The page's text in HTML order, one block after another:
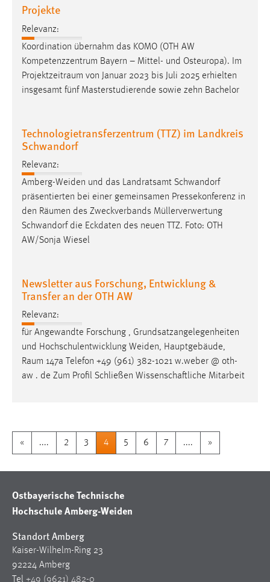
Projekte
Relevanz:
Koordination übernahm das KOMO (OTH AW
Kompetenzzentrum Bayern – Mittel- und Osteuropa). Im
Projektzeitraum von Januar 2023 bis Juli 2025 erhielten
insgesamt fünf Masterstudierende sowie zehn Bachelor
Technologietransferzentrum (TTZ) im Landkreis
Schwandorf
Relevanz:
Amberg-Weiden und das Landratsamt Schwandorf
präsentierten bei einer gemeinsamen Pressekonferenz in
den Räumen des Zweckverbands Müllerverwertung
Schwandorf die Eckdaten des neuen TTZ. Foto: OTH
AW/Sonja Wiesel
Newsletter aus Forschung, Entwicklung &
Transfer an der OTH AW
Relevanz:
für Angewandte Forschung , Grundsatzangelegenheiten
und Hochschulentwicklung Weiden, Hauptgebäude,
Raum 147a Telefon +49 (961) 382-1021 w.weber @ oth-
aw . de Zum Profil Schließen Wissenschaftliche Mitarbeit
« .... 2 3 4 5 6 7 .... »
Ostbayerische Technische
Hochschule Amberg-Weiden
Standort Amberg
Kaiser-Wilhelm-Ring 23
92224 Amberg
Tel +49 (9621) 482-0